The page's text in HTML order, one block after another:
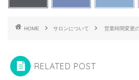
HOME サロンについて 営業時間変更
RELATED POST